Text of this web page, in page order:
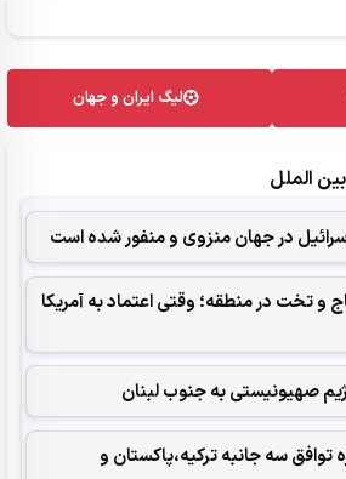
لیگ ایران و جهان
الملل
در جهان منزوی و منفور شده است
و تخت در منطقه؛ وقتی اعتماد به آمریکا
صهیونیستی به جنوب لبنان
توافق سه جانبه ترکیه،پاکستان و